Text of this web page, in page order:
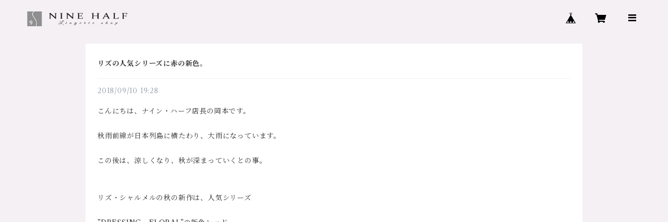
リズの人気シリーズに赤の新色。
2018/09/10 19:28
こんにちは、ナイン・ハーフ店長の岡本です。
秋雨前線が日本列島に横たわり、大雨になっています。
この後は、涼しくなり、秋が深まっていくとの事。
リズ・シャルメルの秋の新作は、人気シリーズ